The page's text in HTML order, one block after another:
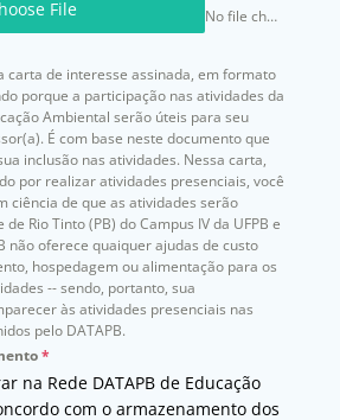
File No file chosen
carta de interesse assinada, em formato
porque a participação nas atividades da
Ambiental serão úteis para seu
É com base neste documento que
inclusão nas atividades. Nessa carta,
por realizar atividades presenciais, você
ciência de que as atividades serão
Rio Tinto (PB) do Campus IV da UFPB e
não oferece quaiquer ajudas de custo
hospedagem ou alimentação para os
-- sendo, portanto, sua
às atividades presenciais nas
pelo DATAPB.
*
na Rede DATAPB de Educação
com o armazenamento dos